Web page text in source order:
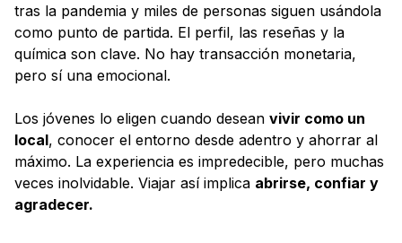
tras la pandemia y miles de personas siguen usándola
como punto de partida. El perfil, las reseñas y la
química son clave. No hay transacción monetaria,
pero sí una emocional.
Los jóvenes lo eligen cuando desean vivir como un
local, conocer el entorno desde adentro y ahorrar al
máximo. La experiencia es impredecible, pero muchas
veces inolvidable. Viajar así implica abrirse, confiar y
agradecer.